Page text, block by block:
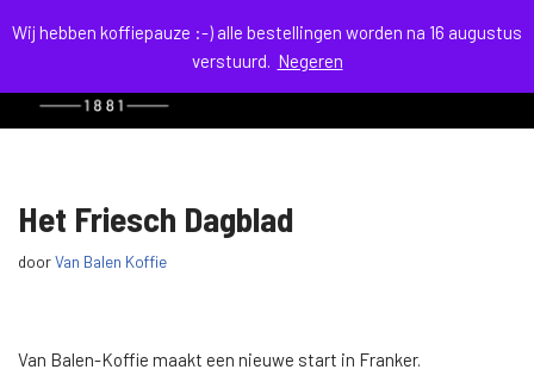
Wij hebben koffiepauze :-) alle bestellingen worden na 16 augustus
verstuurd. Negeren
naar
Het Friesch Dagblad
doorVan Balen Koffie
Van Balen-Koffie maakt een nieuwe start in Franker.